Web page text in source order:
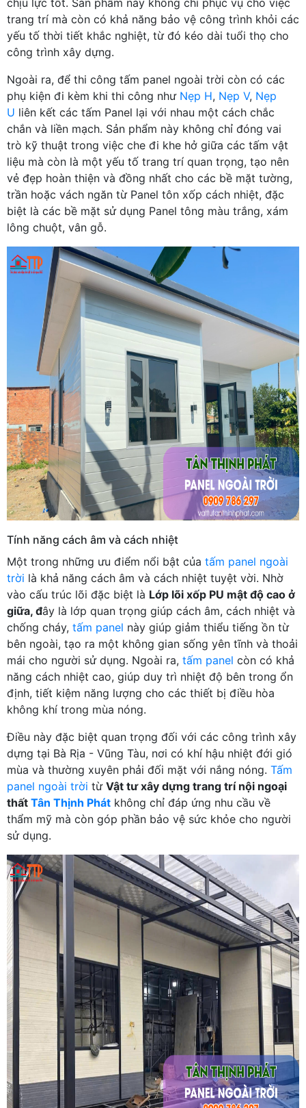
trang trí mà còn có khả năng bảo vệ công trình khỏi các
yếu tố thời tiết khắc nghiệt, từ đó kéo dài tuổi thọ cho
công trình xây dựng.
Ngoài ra, để thi công tấm panel ngoài trời còn có các
phụ kiện đi kèm khi thi công như Nẹp H, Nẹp V, Nẹp
U liên kết các tấm Panel lại với nhau một cách chắc
chắn và liền mạch. Sản phẩm này không chỉ đóng vai
trò kỹ thuật trong việc che đi khe hở giữa các tấm vật
liệu mà còn là một yếu tố trang trí quan trọng, tạo nên
vẻ đẹp hoàn thiện và đồng nhất cho các bề mặt tường,
trần hoặc vách ngăn từ Panel tôn xốp cách nhiệt, đặc
biệt là các bề mặt sử dụng Panel tông màu trắng, xám
lông chuột, vân gỗ.
Tính năng cách âm và cách nhiệt
Một trong những ưu điểm nổi bật của tấm panel ngoài
trời là khả năng cách âm và cách nhiệt tuyệt vời. Nhờ
vào cấu trúc lõi đặc biệt là Lớp lõi xốp PU mật độ cao ở
giữa, đây là lớp quan trọng giúp cách âm, cách nhiệt và
chống cháy, tấm panel này giúp giảm thiểu tiếng ồn từ
bên ngoài, tạo ra một không gian sống yên tĩnh và thoải
mái cho người sử dụng. Ngoài ra, tấm panel còn có khả
năng cách nhiệt cao, giúp duy trì nhiệt độ bên trong ổn
định, tiết kiệm năng lượng cho các thiết bị điều hòa
không khí trong mùa nóng.
Điều này đặc biệt quan trọng đối với các công trình xây
dựng tại Bà Rịa - Vũng Tàu, nơi có khí hậu nhiệt đới gió
mùa và thường xuyên phải đối mặt với nắng nóng. Tấm
panel ngoài trời từ Vật tư xây dựng trang trí nội ngoại
thất Tân Thịnh Phát không chỉ đáp ứng nhu cầu về
thẩm mỹ mà còn góp phần bảo vệ sức khỏe cho người
sử dụng.